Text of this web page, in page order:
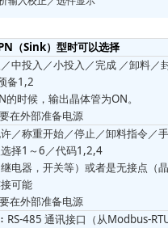
（Sink）型时可以选择
中投入／小投入／完成 ／卸料
备1,2
的时候，输出晶体管为ON。
在外部准备电源
／称重开始／停止／卸料指令／
择1～6／代码1,2,4
电器，开关等）或者是无接点（
可能
在外部准备电源
RS-485 通讯接口（从Modbus-